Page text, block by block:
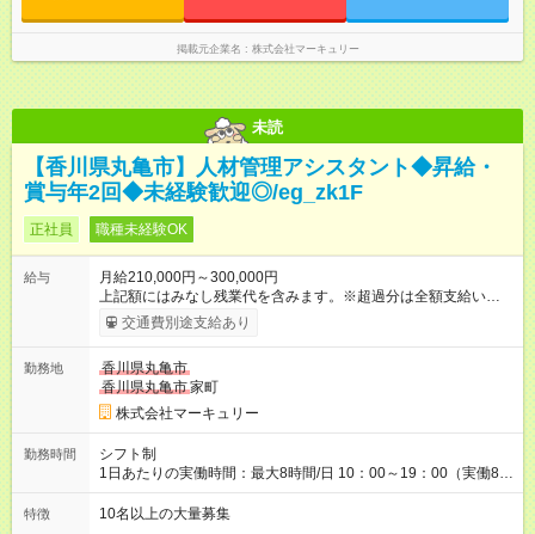
掲載元企業名 株式会社マーキュリー
未読
【香川県丸亀市】人材管理アシスタント◆昇給・
賞与年2回◆未経験歓迎◎/eg_zk1F
正社員 職種未経験OK
給与
月給210,000円～300,000円
上記額にはみなし残業代を含みます。※超過分は全額支給いたし
ます。 みなし残業代 14,616円／月 みなし残業時間 10時間／月
※能力やスキルを考慮の上、当社規程により決定します。 ーー
に1回の「年次昇給」があり、仕事での成果にあわせて昇給しま
す。特に頑張っている人は、上長の裁量でさらにプラスの昇給
となることも。努力や成長が収入につながる環境です。 【試用
期間】試用期間あり 試用期間の長さ：3ヶ月 雇用形態、給与は
本採用時と同じです。
交通費別途支給あり
勤務地
香川県丸亀市
香川県丸亀市家町
株式会社マーキュリー
勤務時間
シフト制
1日あたりの実働時間：最大8時間/日 10：00～19：00（実働8時
間） ※勤務地により異なります。
特徴 10名以上の大量募集